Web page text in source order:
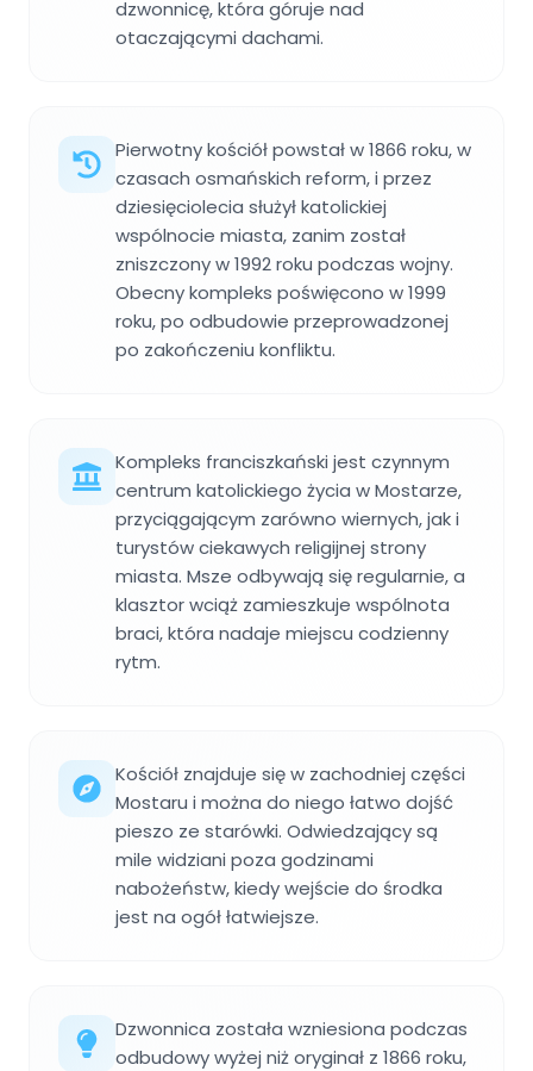
dzwonnicę, która góruje nad
otaczającymi dachami.
Pierwotny kościół powstał w 1866 roku, w
czasach osmańskich reform, i przez
dziesięciolecia służył katolickiej
wspólnocie miasta, zanim został
zniszczony w 1992 roku podczas wojny.
Obecny kompleks poświęcono w 1999
roku, po odbudowie przeprowadzonej
po zakończeniu konfliktu.
Kompleks franciszkański jest czynnym
centrum katolickiego życia w Mostarze,
przyciągającym zarówno wiernych, jak i
turystów ciekawych religijnej strony
miasta. Msze odbywają się regularnie, a
klasztor wciąż zamieszkuje wspólnota
braci, która nadaje miejscu codzienny
rytm.
Kościół znajduje się w zachodniej części
Mostaru i można do niego łatwo dojść
pieszo ze starówki. Odwiedzający są
mile widziani poza godzinami
nabożeństw, kiedy wejście do środka
jest na ogół łatwiejsze.
Dzwonnica została wzniesiona podczas
odbudowy wyżej niż oryginał z 1866 roku,